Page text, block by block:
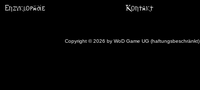
Copyright © 2026 by WoD Game UG (haftungsbeschränkt)